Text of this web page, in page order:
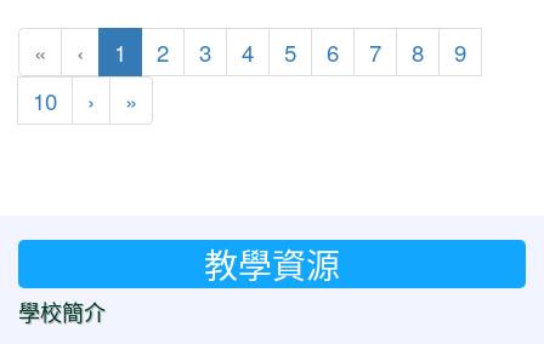
« ‹ 1 (目前頁次)
2 3 4 5 6 7 8
9
10
› 下一頁
»
教學資源
學校簡介